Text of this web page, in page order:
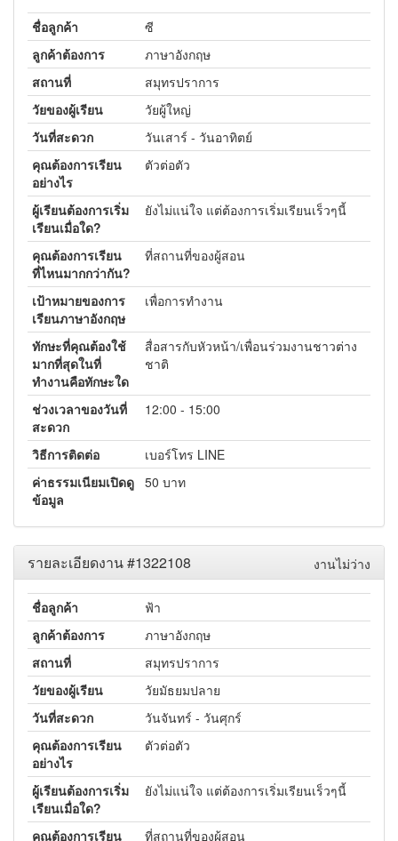
ชื่อลูกค้า
ซี
ลูกค้าต้องการ
ภาษาอังกฤษ
สถานที่
สมุทรปราการ
วัยของผู้เรียน
วัยผู้ใหญ่
วันที่สะดวก
วันเสาร์ - วันอาทิตย์
คุณต้องการเรียน
อย่างไร
ตัวต่อตัว
ผู้เรียนต้องการเริ่ม
เรียนเมื่อใด?
ยังไม่แน่ใจ แต่ต้องการเริ่มเรียนเร็วๆนี้
คุณต้องการเรียน
ที่ไหนมากกว่ากัน?
ที่สถานที่ของผู้สอน
เป้าหมายของการ
เรียนภาษาอังกฤษ
เพื่อการทำงาน
ทักษะที่คุณต้องใช้
มากที่สุดในที่
ทำงานคือทักษะใด
สื่อสารกับหัวหน้า/เพื่อนร่วมงานชาวต่าง
ชาติ
ช่วงเวลาของวันที่
สะดวก
12:00 - 15:00
วิธีการติดต่อ
เบอร์โทร LINE
ค่าธรรมเนียมเปิดดู
ข้อมูล
50 บาท
งานไม่ว่าง
รายละเอียดงาน #1322108
ชื่อลูกค้า
ฟ้า
ลูกค้าต้องการ
ภาษาอังกฤษ
สถานที่
สมุทรปราการ
วัยของผู้เรียน
วัยมัธยมปลาย
วันที่สะดวก
วันจันทร์ - วันศุกร์
คุณต้องการเรียน
อย่างไร
ตัวต่อตัว
ผู้เรียนต้องการเริ่ม
เรียนเมื่อใด?
ยังไม่แน่ใจ แต่ต้องการเริ่มเรียนเร็วๆนี้
คุณต้องการเรียน ที่สถานที่ของผู้สอน